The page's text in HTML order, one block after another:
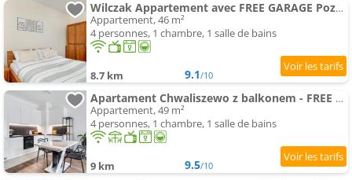
Wilczak Appartement avec FREE GARAGE Poznań by Noclegi Renters
Appartement, 46 m²
4 personnes, 1 chambre, 1 salle de bains
8.7 km 9.1/10
Apartament Chwaliszewo z balkonem - FREE PARKING
Appartement, 49 m²
4 personnes, 1 chambre, 1 salle de bains
9 km 9.5/10